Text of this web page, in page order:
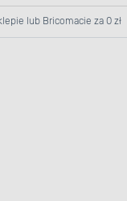
lub Bricomacie za 0 zł